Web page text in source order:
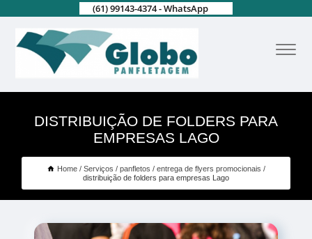
(61) 99143-4374 - WhatsApp
DISTRIBUIÇÃO DE FOLDERS PARA
EMPRESAS LAGO
Home Serviços panfletos
entrega de flyers promocionais
distribuição de folders para empresas Lago